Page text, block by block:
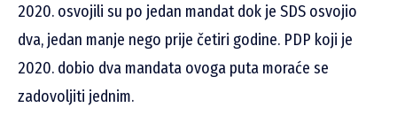
2020. osvojili su po jedan mandat dok je SDS osvojio
dva, jedan manje nego prije četiri godine. PDP koji je
2020. dobio dva mandata ovoga puta moraće se
zadovoljiti jednim.